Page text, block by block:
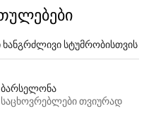
სტუმრობისთვის
ბარსელონა
საცხოვრებლები თვიურად